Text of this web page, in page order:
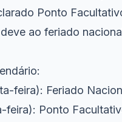
Ponto
ao feriado
feira): Feriado
feira): Ponto